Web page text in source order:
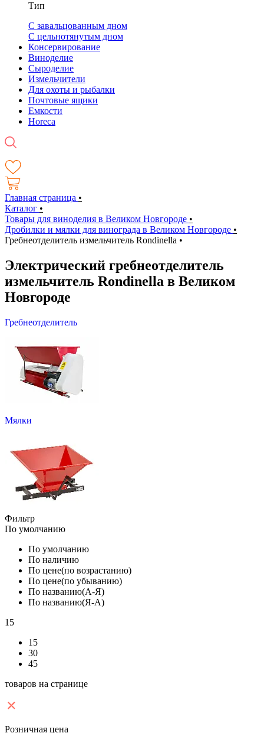
Тип
С завальцованным дном
С цельнотянутым дном
Консервирование
Виноделие
Сыроделие
Измельчители
Для охоты и рыбалки
Почтовые ящики
Емкости
Horeca
Главная страница •
Каталог •
Товары для виноделия в Великом Новгороде •
Дробилки и мялки для винограда в Великом Новгороде •
Гребнеотделитель измельчитель Rondinella •
Электрический гребнеотделитель
измельчитель Rondinella в Великом
Новгороде
Гребнеотделитель
Мялки
Фильтр
По умолчанию
По умолчанию
По наличию
По цене(по возрастанию)
По цене(по убыванию)
По названию(А-Я)
По названию(Я-А)
15
15
30
45
товаров на странице
Розничная цена